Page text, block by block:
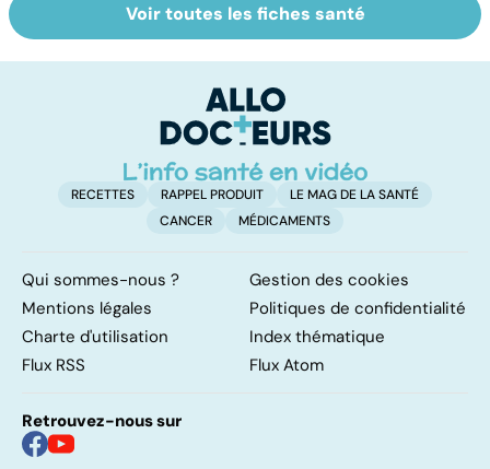
Le magnésium,
un oligo-élément
Intestin irritable :
le régime
solution ?
Voir toutes les fiches santé
RECETTES RAPPEL PRODUIT
LE MAG DE LA SANTÉ
CANCER
MÉDICAMENTS
Qui sommes-nous ?
Gestion des cookies
Mentions légales
Politiques de confidentialité
Charte d'utilisation
Index thématique
Flux RSS
Flux Atom
Retrouvez-nous sur